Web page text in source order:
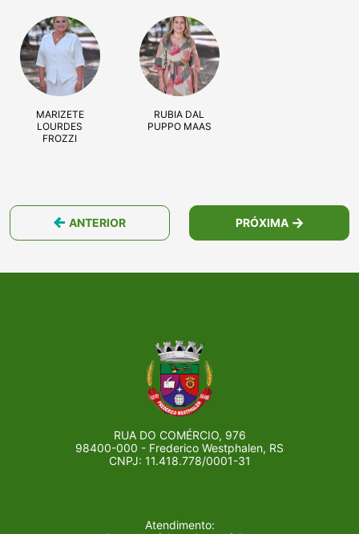
MARIZETE
LOURDES
FROZZI
RUBIA DAL
PUPPO MAAS
ANTERIOR PRÓXIMA
RUA DO COMÉRCIO, 976
98400-000 - Frederico Westphalen, RS
CNPJ: 11.418.778/0001-31
Atendimento: